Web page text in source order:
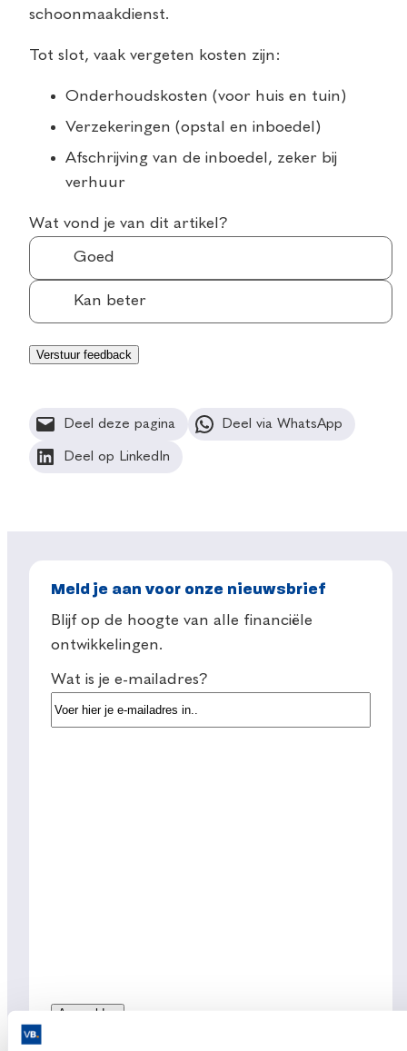
schoonmaakdienst.
Tot slot, vaak vergeten kosten zijn:
Onderhoudskosten (voor huis en tuin)
Verzekeringen (opstal en inboedel)
Afschrijving van de inboedel, zeker bij
verhuur
Wat vond je van dit artikel?
Goed
Kan beter
Deel deze pagina Deel via WhatsApp
Deel op LinkedIn
Meld je aan voor onze nieuwsbrief
Blijf op de hoogte van alle financiële
ontwikkelingen.
Wat is je e-mailadres?